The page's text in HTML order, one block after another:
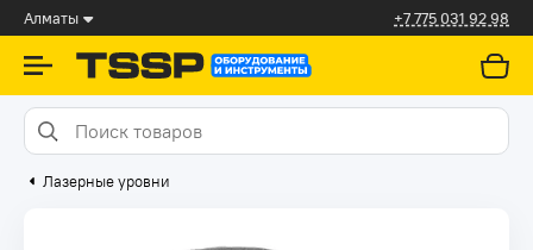
Алматы +7 775 031 92 98
Лазерные уровни